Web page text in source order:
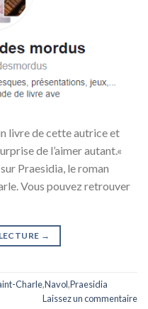
livre de cette autrice et
de l’aimer autant.«
Praesidia, le roman
Vous pouvez retrouver
→
Charle,Navol,Praesidia
Laissez un commentaire